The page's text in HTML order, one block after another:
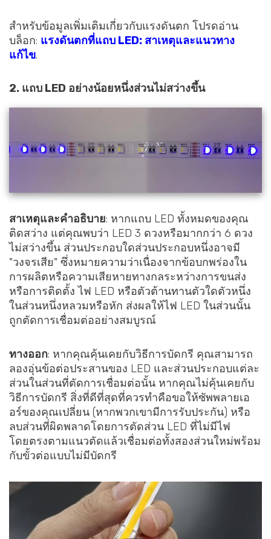
สำหรับข้อมูลเพิ่มเติมเกี่ยวกับแรงดันตก โปรดอ่าน
บล็อก: แรงดันตกที่แถบ LED: สาเหตุและแนวทาง
แก้ไข.
2. แถบ LED อย่างน้อยหนึ่งส่วนไม่สว่างขึ้น
สาเหตุและคำอธิบาย: หากแถบ LED ทั้งหมดของคุณ
ติดสว่าง แต่คุณพบว่า LED 3 ดวงหรือมากกว่า 6 ดวง
ไม่สว่างขึ้น ส่วนประกอบใดส่วนประกอบหนึ่งอาจมี
"วงจรเสีย" ซึ่งหมายความว่าเนื่องจากข้อบกพร่องใน
การผลิตหรือความเสียหายทางกลระหว่างการขนส่ง
หรือการติดตั้ง ไฟ LED หรือตัวต้านทานตัวใดตัวหนึ่ง
ในส่วนหนึ่งหลวมหรือหัก ส่งผลให้ไฟ LED ในส่วนนั้น
ถูกตัดการเชื่อมต่ออย่างสมบูรณ์
ทางออก: หากคุณคุ้นเคยกับวิธีการบัดกรี คุณสามารถ
ลองอุ่นข้อต่อประสานของ LED และส่วนประกอบแต่ละ
ส่วนในส่วนที่ตัดการเชื่อมต่อนั้น หากคุณไม่คุ้นเคยกับ
วิธีการบัดกรี สิ่งที่ดีที่สุดที่ควรทำคือขอให้ซัพพลายเอ
อร์ของคุณเปลี่ยน (หากพวกเขามีการรับประกัน) หรือ
ลบส่วนที่ผิดพลาดโดยการตัดส่วน LED ที่ไม่มีไฟ
โดยตรงตามแนวตัดแล้วเชื่อมต่อทั้งสองส่วนใหม่พร้อม
กับขั้วต่อแบบไม่มีบัดกรี